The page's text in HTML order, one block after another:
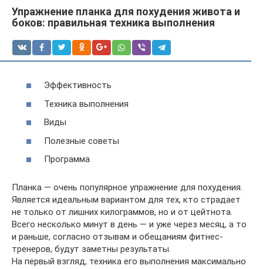
Упражнение планка для похудения живота и
боков: правильная техника выполнения
Эффективность
Техника выполнения
Виды
Полезные советы
Программа
Планка — очень популярное упражнение для похудения.
Является идеальным вариантом для тех, кто страдает
не только от лишних килограммов, но и от цейтнота.
Всего несколько минут в день — и уже через месяц, а то
и раньше, согласно отзывам и обещаниям фитнес-
тренеров, будут заметны результаты.
На первый взгляд, техника его выполнения максимально